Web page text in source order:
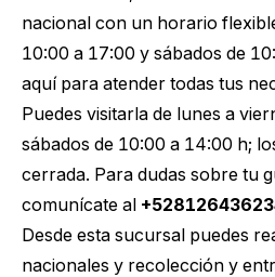
nacional con un horario
10:00 a 17:00 y sábados de
aquí para atender todas tus
Puedes visitarla de lunes a
sábados de 10:00 a 14:00 h;
cerrada. Para dudas sobre tu
comunícate al
Desde esta sucursal puedes
nacionales y recolección y